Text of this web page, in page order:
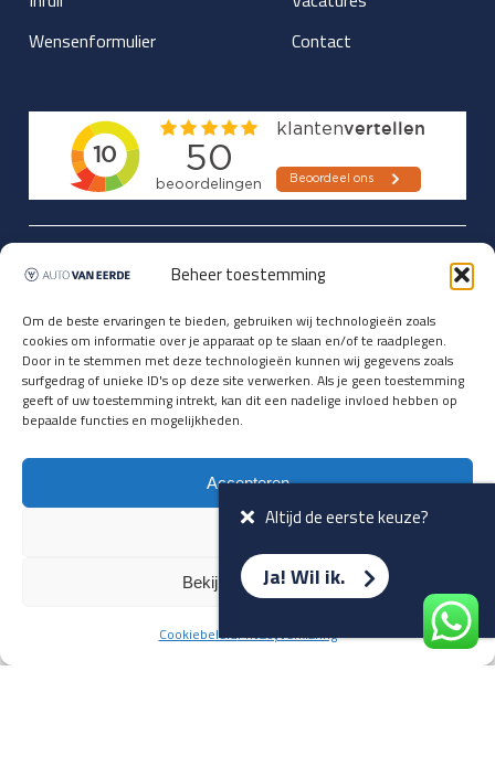
Beheer toestemming
Om de beste ervaringen te bieden, gebruiken wij technologieën zoals
cookies om informatie over je apparaat op te slaan en/of te raadplegen.
Door in te stemmen met deze technologieën kunnen wij gegevens zoals
surfgedrag of unieke ID's op deze site verwerken. Als je geen toestemming
geeft of uw toestemming intrekt, kan dit een nadelige invloed hebben op
bepaalde functies en mogelijkheden.
Accepteren
Bekijk voorkeuren
CookiebeleidPrivacyverklaring
Terug naar overzicht
Wensenformulier
Contact
Updates over nieuwbinnen-komers
vóórdat ze op de portals staan?
Registreer je hier.
E-mailadres *
Altijd de eerste keuze?
Ja! Wil ik.